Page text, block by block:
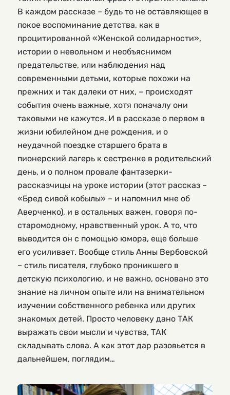
В каждом рассказе – будь то не оставляющее в
покое воспоминание детства, как в
процитированной «Женской солидарности»,
истории о невольном и необъяснимом
предательстве, или наблюдения над
современными детьми, которые похожи на
прежних и так далеки от них, – происходят
события очень важные, хотя поначалу они
таковыми не кажутся. И в рассказе о первом в
жизни юбилейном дне рождения, и о
неудачной поездке старшего брата в
пионерский лагерь к сестренке в родительский
день, и о полном провале фантазерки-
рассказчицы на уроке истории (этот рассказ –
«Бред сивой кобылы» – и напомнил мне об
Аверченко), и в остальных важен, говоря по-
старомодному, нравственный урок. А то, что
выводится он с помощью юмора, еще больше
его усиливает. Вообще стиль Анны Вербовской
– стиль писателя, глубоко проникшего в
детскую психологию, и не важно, основано это
знание на личном опыте или на внимательном
изучении собственного ребенка или других
знакомых детей. Просто человеку дано ТАК
выражать свои мысли и чувства, ТАК
складывать слова. А как этот дар разовьется в
дальнейшем, поглядим…